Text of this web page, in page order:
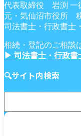
代表取締役 岩渕 一
元・気仙沼市役所
司法書士・行政書士
相続・登記のご相談
▶ 司法書士・行政
🔍サイト内検索
固定資産税 土
固定資産税(土
務課職員作成
算ツール】
2026/7/16